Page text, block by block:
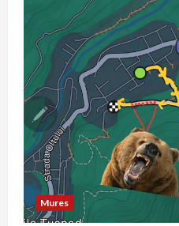
a
i
o
n
Mures